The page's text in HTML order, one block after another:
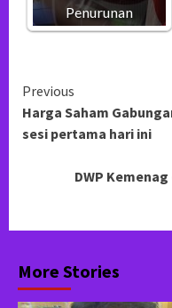
Penurunan
Continue
Reading
Previous
Harga Saham
sesi pertama hari ini
DWP
More Stories